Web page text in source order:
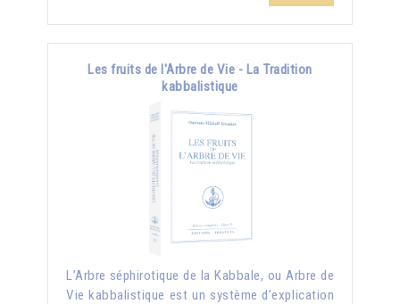
Les fruits de l'Arbre de Vie - La Tradition
kabbalistique
L’Arbre séphirotique de la Kabbale, ou Arbre de
Vie kabbalistique est un système d’explication